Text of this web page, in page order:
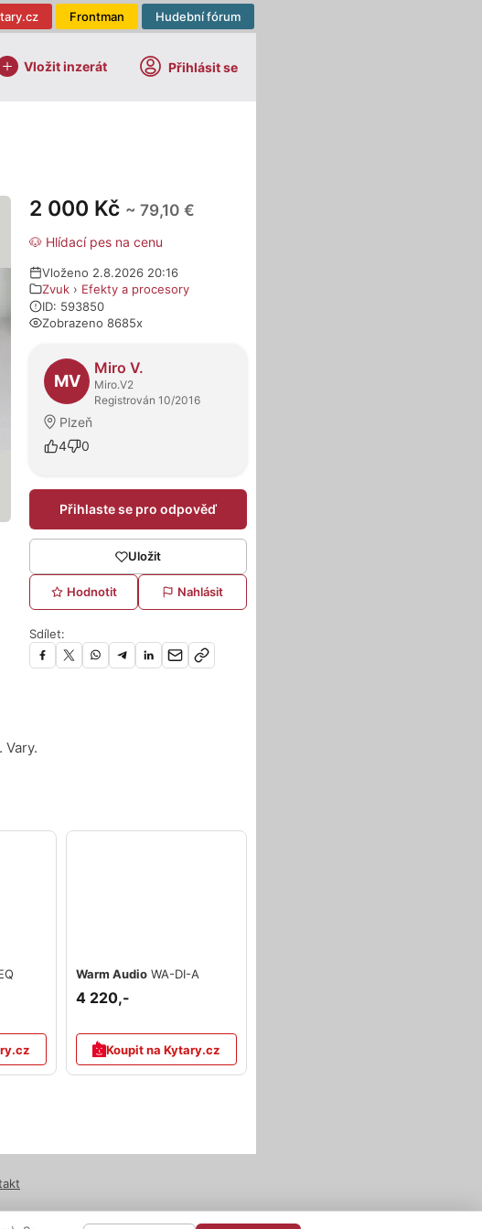
Hudební fórum
Frontman
Vložit inzerát Přihlásit se
2 000 Kč ~ 79,10 €
🐶 Hlídací pes na cenu
Vloženo 2.8.2026 20:16
Zvuk › Efekty a procesory
ID: 593850
Zobrazeno 8685x
O prodejci
MV
Miro V.
Miro.V2
Registrován 10/2016
Plzeň
4
0
Přihlaste se pro odpověď
Uložit
Hodnotit Nahlásit
Sdílet:
Warm Audio WA-DI-A
4 220,-
Koupit na Kytary.cz